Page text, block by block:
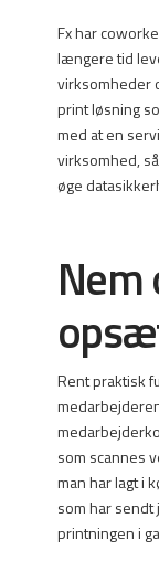
Fx har
længere tid
virksomheder
print løsning
med at en
virksomhed,
øge
Nem
Rent praktisk
som scannes
man har lagt i
som har
printningen i